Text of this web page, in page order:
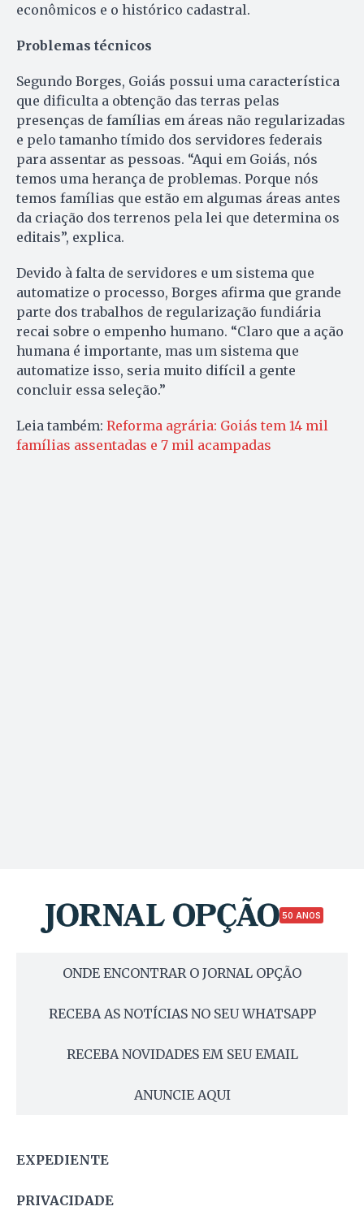
econômicos e o histórico cadastral.
Problemas técnicos
Segundo Borges, Goiás possui uma característica
que dificulta a obtenção das terras pelas
presenças de famílias em áreas não regularizadas
e pelo tamanho tímido dos servidores federais
para assentar as pessoas. “Aqui em Goiás, nós
temos uma herança de problemas. Porque nós
temos famílias que estão em algumas áreas antes
da criação dos terrenos pela lei que determina os
editais”, explica.
Devido à falta de servidores e um sistema que
automatize o processo, Borges afirma que grande
parte dos trabalhos de regularização fundiária
recai sobre o empenho humano. “Claro que a ação
humana é importante, mas um sistema que
automatize isso, seria muito difícil a gente
concluir essa seleção.”
Leia também: Reforma agrária: Goiás tem 14 mil
famílias assentadas e 7 mil acampadas
50 ANOS
ONDE ENCONTRAR O JORNAL OPÇÃO
RECEBA AS NOTÍCIAS NO SEU WHATSAPP
RECEBA NOVIDADES EM SEU EMAIL
ANUNCIE AQUI
EXPEDIENTE
PRIVACIDADE